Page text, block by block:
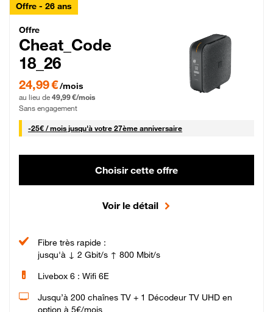
Offre - 26 ans
Cheat_Code Fibre_18_26
Offre
Cheat_Code
18_26
24,99 € par mois pendant 0 mois puis 49,99 € par mois, Sans engagement
24,99 €/mois
au lieu de 49,99 €/mois
Sans engagement
-25€ / mois25 € par mois
jusqu'à votre 27ème anniversaire
Choisir cette offre
Voir le détail
Fibre très rapide :
jusqu'à ↓ 2 Gbit/s ↑ 800 Mbit/s
Livebox 6 : Wifi 6E
Jusqu’à 200 chaînes TV + 1 Décodeur TV UHD en
option à 5€/mois